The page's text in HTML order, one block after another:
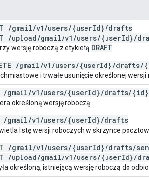
/gmail/v1 /users/{userId}/drafts
/upload/gmail/v1 /users/{userId}/
wersję roboczą z etykietą DRAFT
/gmail/v1 /users/{userId}/drafts/
i trwałe usunięcie określonej wersji
/gmail/v1 /users/{userId}/drafts/{id}
określoną wersję roboczą.
/gmail/v1 /users/{userId}/drafts
listę wersji roboczych w skrzynce
/gmail/v1 /users/{userId}/drafts/
/upload/gmail/v1 /users/{userId}/
określoną, istniejącą wersję roboczą do